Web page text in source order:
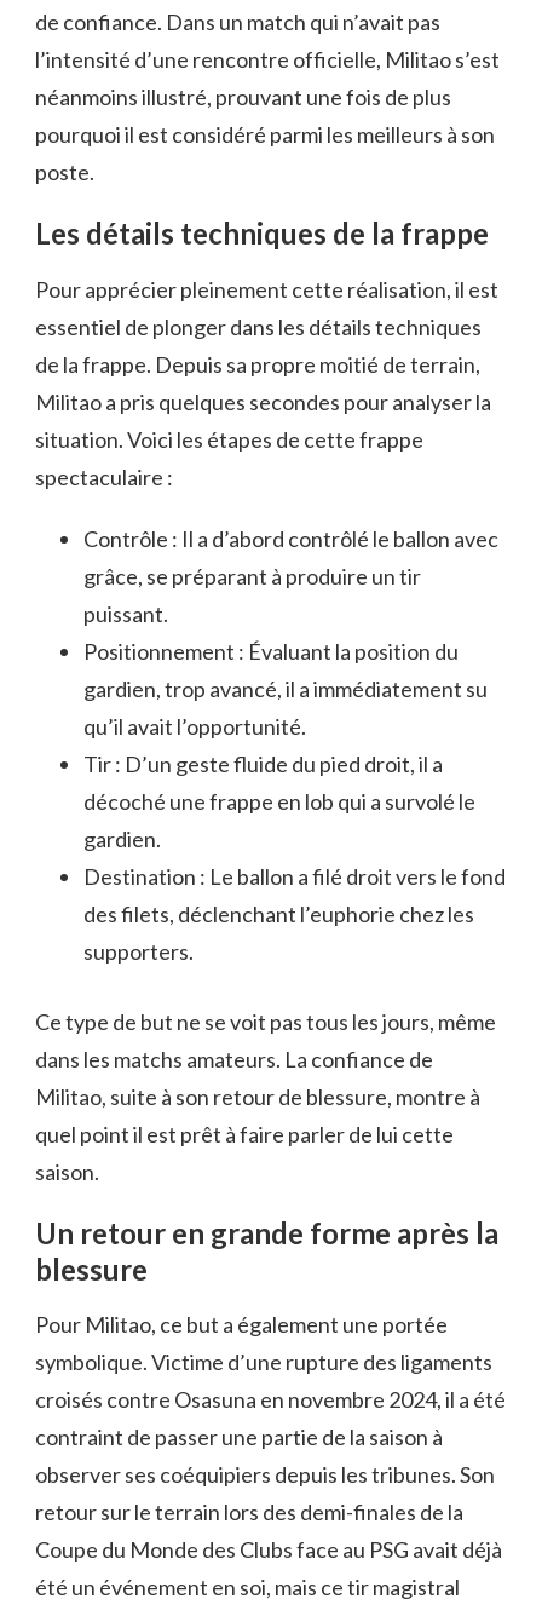
de confiance. Dans un match qui n’avait pas
l’intensité d’une rencontre officielle, Militao s’est
néanmoins illustré, prouvant une fois de plus
pourquoi il est considéré parmi les meilleurs à son
poste.
Les détails techniques de la frappe
Pour apprécier pleinement cette réalisation, il est
essentiel de plonger dans les détails techniques
de la frappe. Depuis sa propre moitié de terrain,
Militao a pris quelques secondes pour analyser la
situation. Voici les étapes de cette frappe
spectaculaire :
Contrôle : Il a d’abord contrôlé le ballon avec
grâce, se préparant à produire un tir
puissant.
Positionnement : Évaluant la position du
gardien, trop avancé, il a immédiatement su
qu’il avait l’opportunité.
Tir : D’un geste fluide du pied droit, il a
décoché une frappe en lob qui a survolé le
gardien.
Destination : Le ballon a filé droit vers le fond
des filets, déclenchant l’euphorie chez les
supporters.
Ce type de but ne se voit pas tous les jours, même
dans les matchs amateurs. La confiance de
Militao, suite à son retour de blessure, montre à
quel point il est prêt à faire parler de lui cette
saison.
Un retour en grande forme après la
blessure
Pour Militao, ce but a également une portée
symbolique. Victime d’une rupture des ligaments
croisés contre Osasuna en novembre 2024, il a été
contraint de passer une partie de la saison à
observer ses coéquipiers depuis les tribunes. Son
retour sur le terrain lors des demi-finales de la
Coupe du Monde des Clubs face au PSG avait déjà
été un événement en soi, mais ce tir magistral